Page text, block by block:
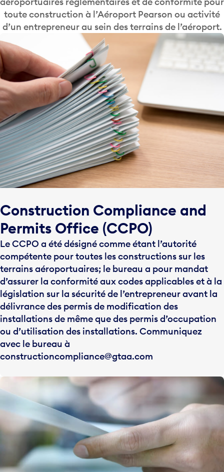
toute construction à l’Aéroport Pearson ou activité
d’un entrepreneur au sein des terrains de l’aéroport.
Construction Compliance and
Permits Office (CCPO)
Le CCPO a été désigné comme étant l’autorité
compétente pour toutes les constructions sur les
terrains aéroportuaires; le bureau a pour mandat
d’assurer la conformité aux codes applicables et à la
législation sur la sécurité de l’entrepreneur avant la
délivrance des permis de modification des
installations de même que des permis d’occupation
ou d’utilisation des installations. Communiquez
avec le bureau à
constructioncompliance@gtaa.com